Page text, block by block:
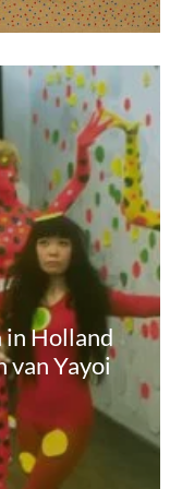
in Holland
van Yayoi